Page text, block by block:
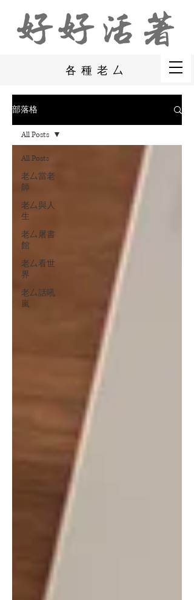
各種老厶
部落格
All Posts
老厶當老
師
老厶與人
生
老厶屠書
館
老厶看世
界
老厶話吼
嵐
All Posts